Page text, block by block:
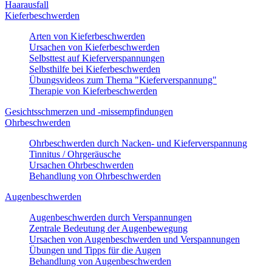
Haarausfall
Kieferbeschwerden
Arten von Kieferbeschwerden
Ursachen von Kieferbeschwerden
Selbsttest auf Kieferverspannungen
Selbsthilfe bei Kieferbeschwerden
Übungsvideos zum Thema "Kieferverspannung"
Therapie von Kieferbeschwerden
Gesichtsschmerzen und -missempfindungen
Ohrbeschwerden
Ohrbeschwerden durch Nacken- und Kieferverspannung
Tinnitus / Ohrgeräusche
Ursachen Ohrbeschwerden
Behandlung von Ohrbeschwerden
Augenbeschwerden
Augenbeschwerden durch Verspannungen
Zentrale Bedeutung der Augenbewegung
Ursachen von Augenbeschwerden und Verspannungen
Übungen und Tipps für die Augen
Behandlung von Augenbeschwerden